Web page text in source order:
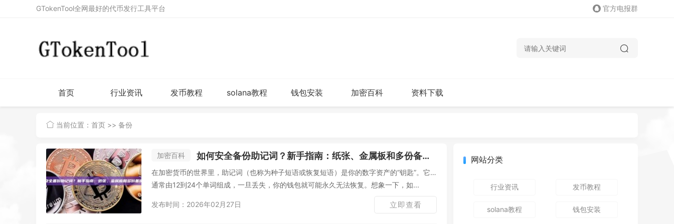
GTokenTool全网最好的代币发行工具平台 官方电报群
首页 行业资讯 发币教程 solana教程 钱包安装 加密百科 资料下载
当前位置： 首页 >> 备份
加密百科 如何安全备份助记词？新手指南：纸张、金属板和多份备份详解
在加密货币的世界里，助记词（也称为种子短语或恢复短语）是你的数字资产的“钥匙”。它
通常由12到24个单词组成，一旦丢失，你的钱包就可能永久无法恢复。想象一下，如...
发布时间：2026年02月27日 立即查看
网站分类
行业资讯 发币教程
solana教程 钱包安装